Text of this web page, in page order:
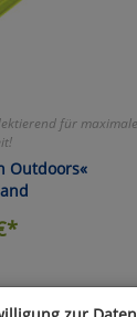
für maximale
Outdoors«